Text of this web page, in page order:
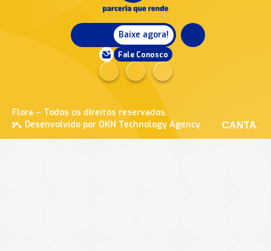
Baixe agora!
Fale Conosco
Flora – Todos os direitos reservados.
Desenvolvido por OKN Technology Agency
CANTA.